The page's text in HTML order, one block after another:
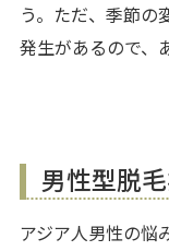
う。ただ、季節の
発生があるので、
男性型脱
アジア人男性の悩